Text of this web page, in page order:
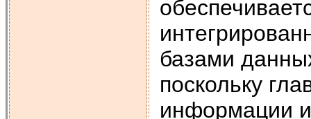
базами
поскольку
информации